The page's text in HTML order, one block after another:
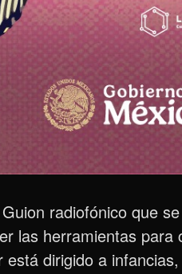
radiofónico que
las herramientas
dirigido a